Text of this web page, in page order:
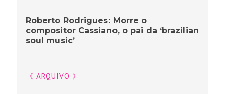
Roberto Rodrigues: Morre o
compositor Cassiano, o pai da ‘brazilian
soul music’
《 ARQUIVO 》